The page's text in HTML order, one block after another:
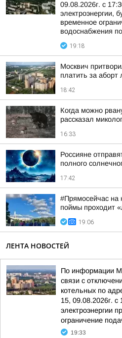
09.08.2026г. с
электроэнергии,
временное
водоснабжения
19:18
Москвич
платить за
18:42
Когда можно
рассказал миколог
16:33
Россияне
полного
17:42
#Прямосейчас на
поймы проходит
19:06
ЛЕНТА НОВОСТЕЙ
По информации
связи с
котельных по
15, 09.08.2026г. с
электроэнергии
ограничение
19:33